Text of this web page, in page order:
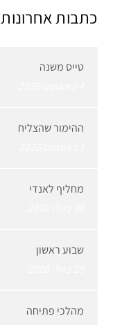
כתבות אחרונות
טייס משנה
ההימור שהצליח
מחליף לאנדי
שבוע ראשון
מהלכי פתיחה